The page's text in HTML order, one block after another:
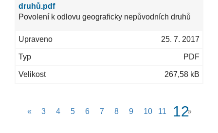
druhů.pdf
Povolení k odlovu geograficky nepůvodních druhů
25. 7. 2017
PDF
267,58 kB
« 3 4 5 6 7 8 9 10 11 12»